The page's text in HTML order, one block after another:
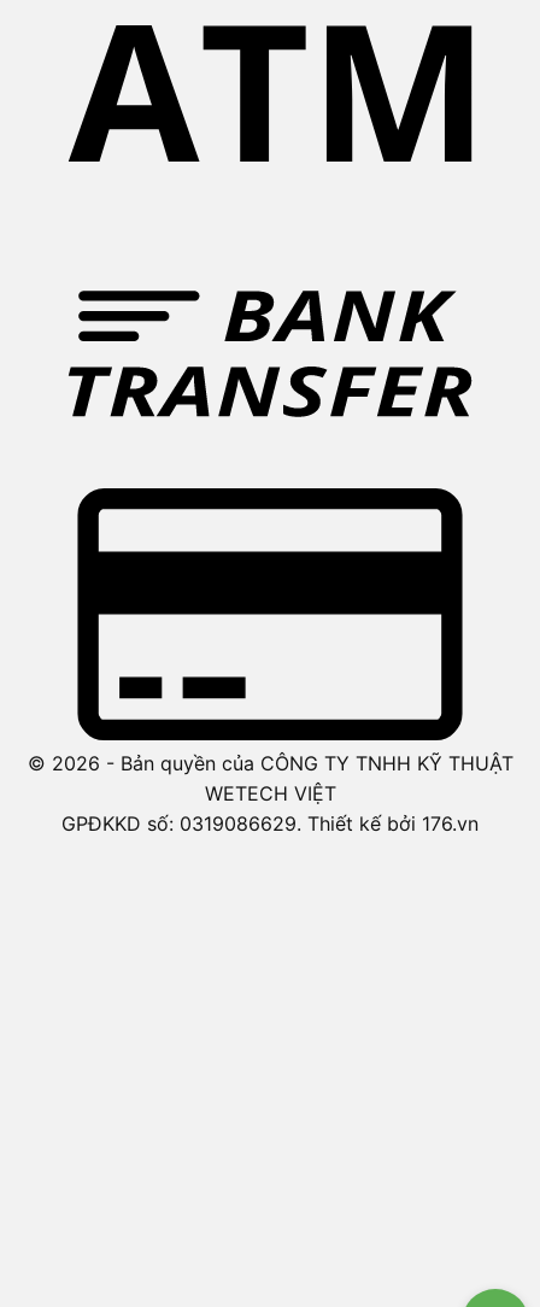
© 2026 - Bản quyền của CÔNG TY TNHH KỸ THUẬT
WETECH VIỆT
GPĐKKD số: 0319086629. Thiết kế bởi 176.vn